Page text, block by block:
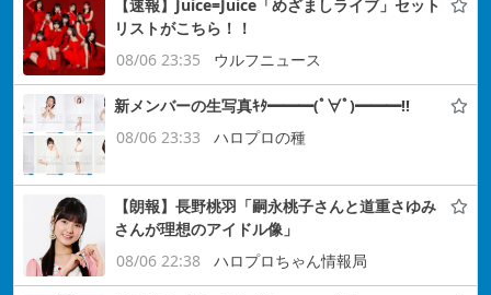
【速報】Juice=Juice「めざましライブ」セット
リストがこちら！！
08/06 23:35
ウルフニュース
新メンバーの生写真ｷﾀ━━━(ﾟ∀ﾟ)━━━!!
08/06 23:33
ハロプロの種
【朗報】長野桃羽「嗣永桃子さんと道重さゆみ
さんが理想のアイドル像」
08/06 22:38
ハロプロちゃん情報局